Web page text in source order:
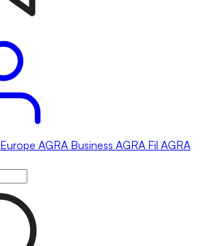
Europe AGRA Business AGRA Fil AGRA